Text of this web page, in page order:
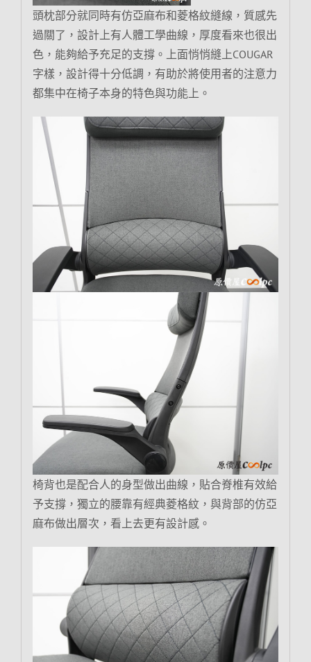
頭枕部分就同時有仿亞麻布和菱格紋縫線，質感先
過關了，設計上有人體工學曲線，厚度看來也很出
色，能夠給予充足的支撐。上面悄悄縫上COUGAR
字樣，設計得十分低調，有助於將使用者的注意力
都集中在椅子本身的特色與功能上。
椅背也是配合人的身型做出曲線，貼合脊椎有效給
予支撐，獨立的腰靠有經典菱格紋，與背部的仿亞
麻布做出層次，看上去更有設計感。